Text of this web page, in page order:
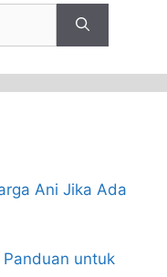
Ani Jika Ada
untuk